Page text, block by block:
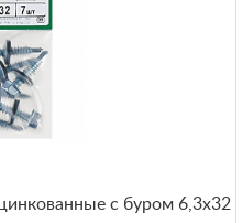
с буром 6,3х32